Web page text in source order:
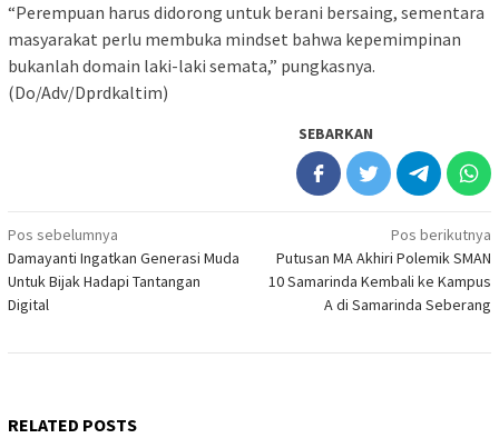
“Perempuan harus didorong untuk berani bersaing, sementara
masyarakat perlu membuka mindset bahwa kepemimpinan
bukanlah domain laki-laki semata,” pungkasnya.
(Do/Adv/Dprdkaltim)
SEBARKAN
Navigasi
pos
Pos sebelumnya
Damayanti Ingatkan Generasi Muda
Untuk Bijak Hadapi Tantangan
Digital
Pos berikutnya
Putusan MA Akhiri Polemik SMAN
10 Samarinda Kembali ke Kampus
A di Samarinda Seberang
RELATED POSTS